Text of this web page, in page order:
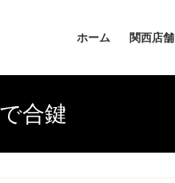
ホーム 関西店舗
合鍵